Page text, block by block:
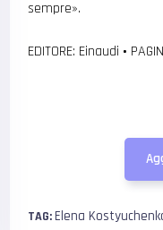
sempre».
EDITORE: Einaudi •
TAG:Elena